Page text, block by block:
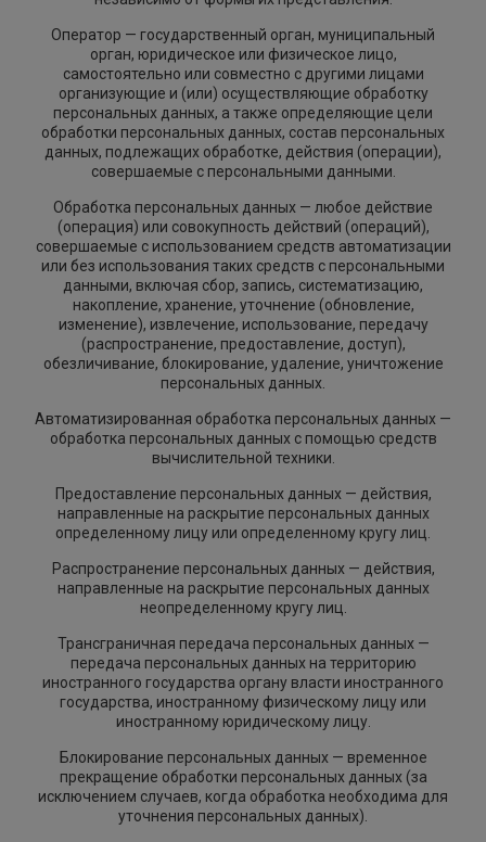
Оператор — государственный орган, муниципальный
орган, юридическое или физическое лицо,
самостоятельно или совместно с другими лицами
организующие и (или) осуществляющие обработку
персональных данных, а также определяющие цели
обработки персональных данных, состав персональных
данных, подлежащих обработке, действия (операции),
совершаемые с персональными данными.
Обработка персональных данных — любое действие
(операция) или совокупность действий (операций),
совершаемые с использованием средств автоматизации
или без использования таких средств с персональными
данными, включая сбор, запись, систематизацию,
накопление, хранение, уточнение (обновление,
изменение), извлечение, использование, передачу
(распространение, предоставление, доступ),
обезличивание, блокирование, удаление, уничтожение
персональных данных.
Автоматизированная обработка персональных данных —
обработка персональных данных с помощью средств
вычислительной техники.
Предоставление персональных данных — действия,
направленные на раскрытие персональных данных
определенному лицу или определенному кругу лиц.
Распространение персональных данных — действия,
направленные на раскрытие персональных данных
неопределенному кругу лиц.
Трансграничная передача персональных данных —
передача персональных данных на территорию
иностранного государства органу власти иностранного
государства, иностранному физическому лицу или
иностранному юридическому лицу.
Блокирование персональных данных — временное
прекращение обработки персональных данных (за
исключением случаев, когда обработка необходима для
уточнения персональных данных).